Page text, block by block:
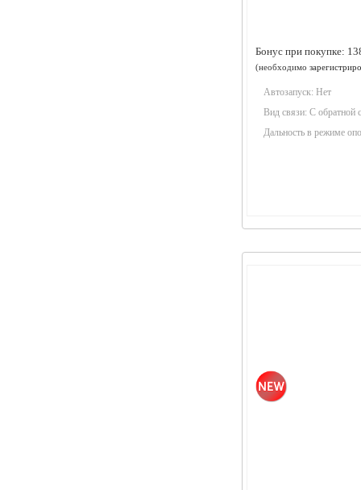
Бонус при покупке:
(необходимо
Автозапуск: Нет
Вид связи: С обратной
Дальность в режиме